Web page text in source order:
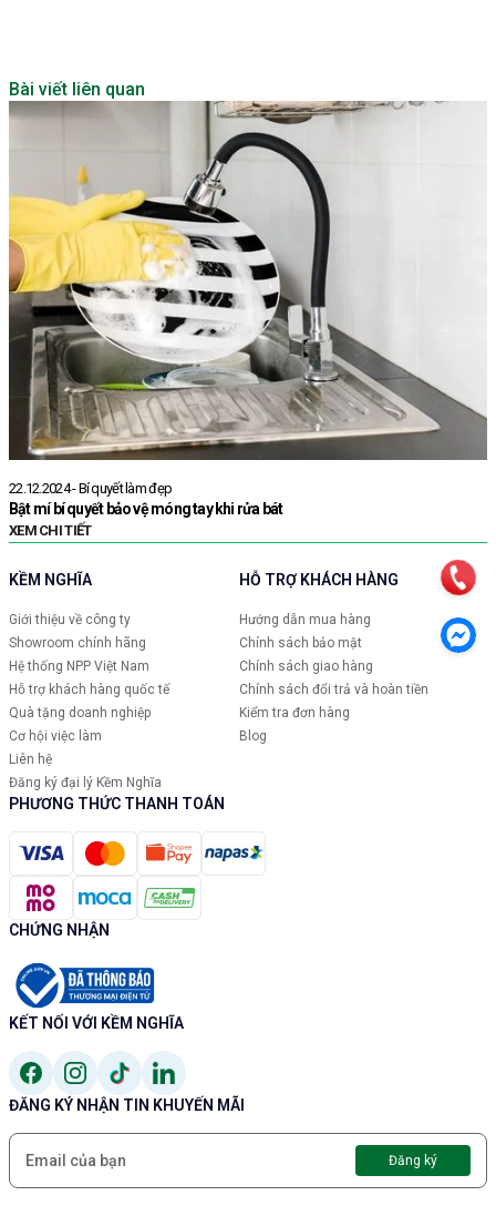
Bài viết liên quan
22.12.2024 - Bí quyết làm đẹp
Bật mí bí quyết bảo vệ móng tay khi rửa bát
XEM CHI TIẾT
KỀM NGHĨA
Giới thiệu về công ty
Showroom chính hãng
Hệ thống NPP Việt Nam
Hỗ trợ khách hàng quốc tế
Quà tặng doanh nghiệp
Cơ hội việc làm
Liên hệ
Đăng ký đại lý Kềm Nghĩa
HỖ TRỢ KHÁCH HÀNG
Hướng dẫn mua hàng
Chính sách bảo mật
Chính sách giao hàng
Chính sách đổi trả và hoàn tiền
Kiểm tra đơn hàng
Blog
PHƯƠNG THỨC THANH TOÁN
CHỨNG NHẬN
KẾT NỐI VỚI KỀM NGHĨA
ĐĂNG KÝ NHẬN TIN KHUYẾN MÃI
Đăng ký